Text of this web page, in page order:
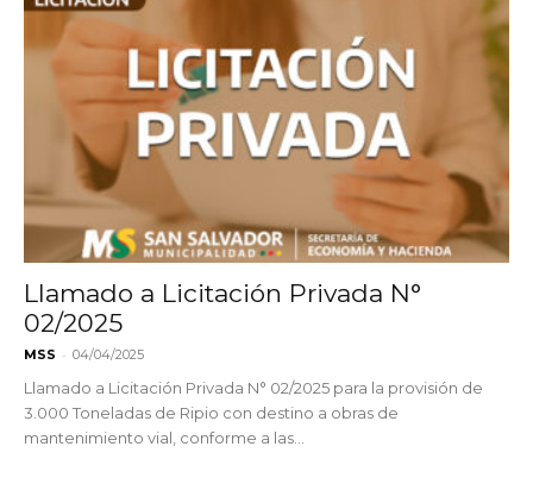
Llamado a Licitación Privada N°
02/2025
MSS - 04/04/2025
Llamado a Licitación Privada N° 02/2025 para la provisión de
3.000 Toneladas de Ripio con destino a obras de
mantenimiento vial, conforme a las...